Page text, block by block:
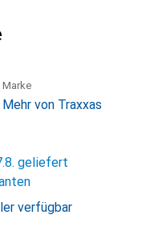
Marke
Mehr von Traxxas
geliefert
verfügbar